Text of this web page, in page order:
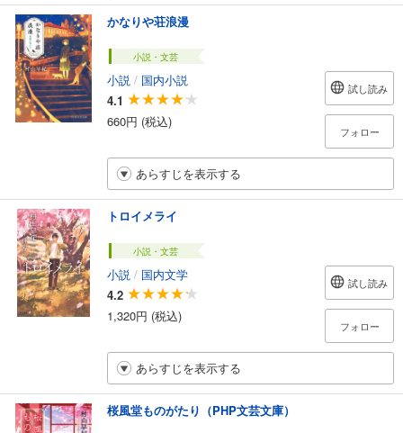
かなりや荘浪漫
小説・文芸
小説 / 国内小説
4.1
660円 (税込)
試し読み
フォロー
あらすじを表示する
トロイメライ
小説・文芸
小説 / 国内文学
4.2
1,320円 (税込)
試し読み
フォロー
あらすじを表示する
桜風堂ものがたり（PHP文芸文庫）